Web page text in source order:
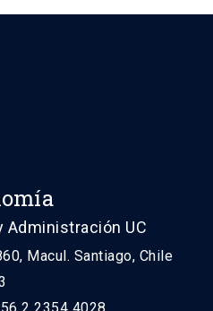
Administración UC
Macul. Santiago, Chile